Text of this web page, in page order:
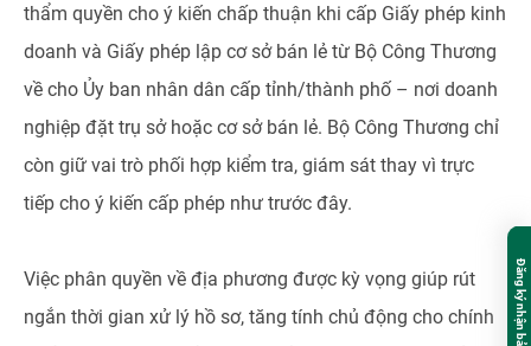
thẩm quyền cho ý kiến chấp thuận khi cấp Giấy phép kinh
doanh và Giấy phép lập cơ sở bán lẻ từ Bộ Công Thương
về cho Ủy ban nhân dân cấp tỉnh/thành phố – nơi doanh
nghiệp đặt trụ sở hoặc cơ sở bán lẻ. Bộ Công Thương chỉ
còn giữ vai trò phối hợp kiểm tra, giám sát thay vì trực
tiếp cho ý kiến cấp phép như trước đây.
Việc phân quyền về địa phương được kỳ vọng giúp rút
ngắn thời gian xử lý hồ sơ, tăng tính chủ động cho chính